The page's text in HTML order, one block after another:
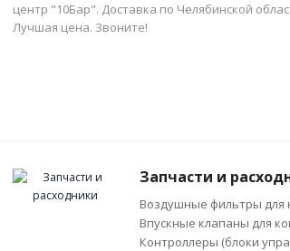
центр "10Бар". Доставка по Челябинской
Лучшая цена. Звоните!
Запчасти и
Воздушные фильтры для
Впускные клапаны для
Контроллеры (блоки